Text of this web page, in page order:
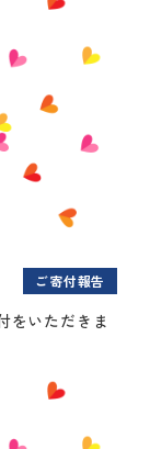
ご寄付報告
をいただきま